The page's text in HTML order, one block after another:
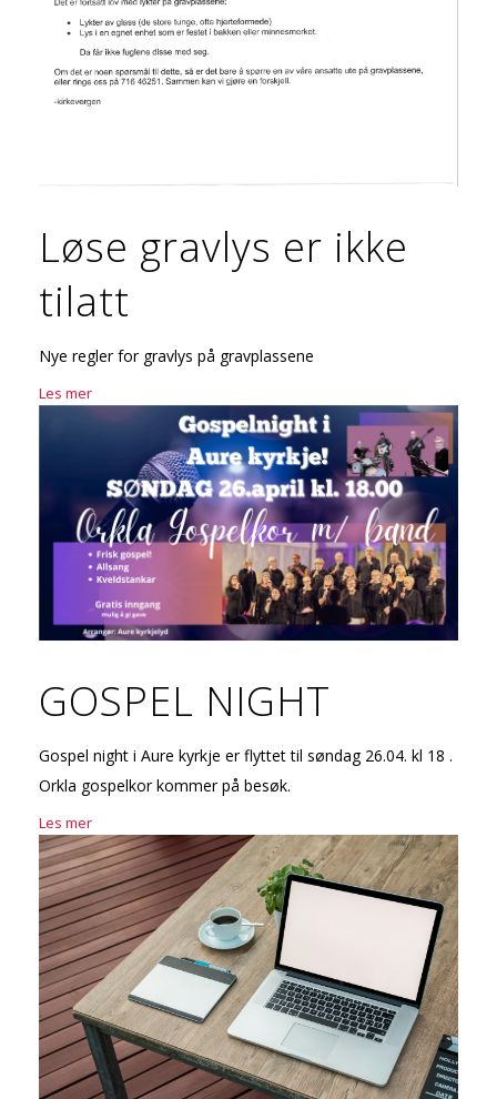
Løse gravlys er ikke
tilatt
Nye regler for gravlys på gravplassene
Les mer
GOSPEL NIGHT
Gospel night i Aure kyrkje er flyttet til søndag 26.04. kl 18 .
Orkla gospelkor kommer på besøk.
Les mer